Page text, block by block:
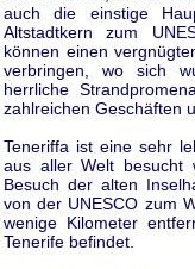
auch die einstige
Altstadtkern zum
können einen
verbringen, wo sich
herrliche
zahlreichen Geschäften
Teneriffa ist eine sehr
aus aller Welt besucht
Besuch der alten
von der UNESCO zum
wenige Kilometer
Tenerife befindet.